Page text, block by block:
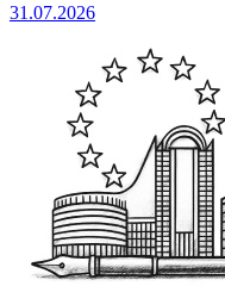
31.07.2026